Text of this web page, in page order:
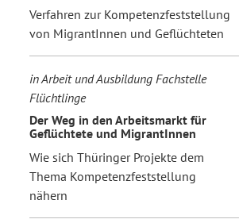
Verfahren zur Kompetenzfeststellung
von MigrantInnen und Geflüchteten
in Arbeit und Ausbildung Fachstelle
Flüchtlinge
Der Weg in den Arbeitsmarkt für
Geflüchtete und MigrantInnen
Wie sich Thüringer Projekte dem
Thema Kompetenzfeststellung
nähern